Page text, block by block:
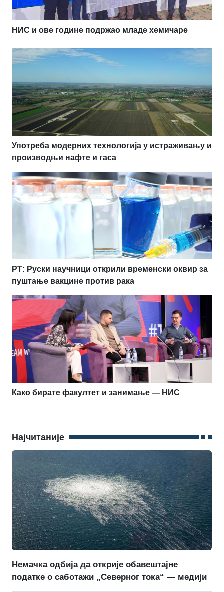
НИС и ове године подржао младе хемичаре
Употреба модерних технологија у истраживању и
производњи нафте и гаса
РТ: Руски научници открили временски оквир за
пуштање вакцине против рака
Како бирате факултет и занимање — НИС
Најчитаније
Немачка одбија да открије обавештајне
податке о саботажи „Северног тока“ — медији